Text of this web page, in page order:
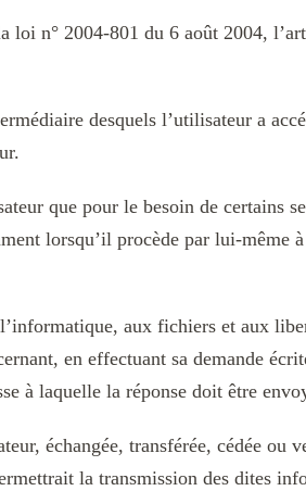
loi n° 2004-801 du 6 août 2004,
desquels l’utilisateur a
que pour le besoin de certains
lorsqu’il procède par lui-même
aux fichiers et aux
en effectuant sa demande
à laquelle la réponse doit être
échangée, transférée, cédée ou
la transmission des dites